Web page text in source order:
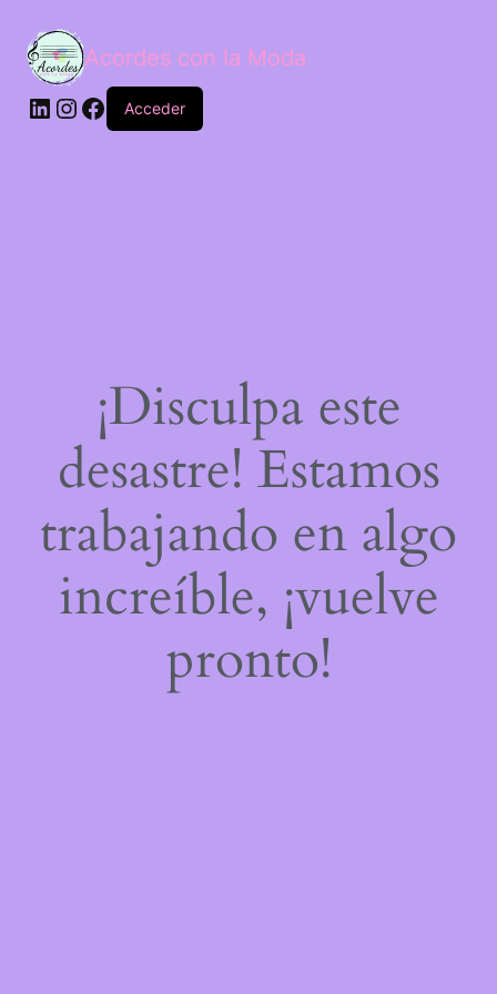
Acordes con la Moda
Acceder
¡Disculpa este
desastre! Estamos
trabajando en algo
increíble, ¡vuelve
pronto!